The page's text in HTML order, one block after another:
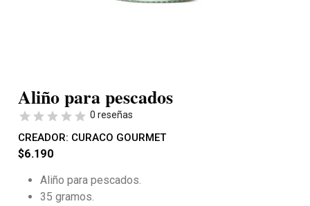
Aliño para pescados
0 reseñas
CREADOR: CURACO GOURMET
$6.190
Aliño para pescados.
35 gramos.